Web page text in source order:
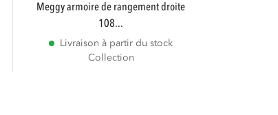
meggy armoire de rangement droite
108...
Livraison à partir du stock
Collection